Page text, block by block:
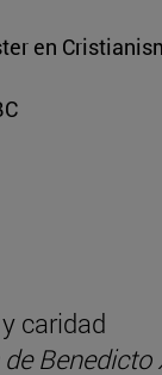
en
caridad
Benedicto